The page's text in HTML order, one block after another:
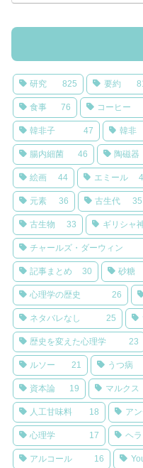
研究 825 要約
食事 76 コーヒー
韓非子 47 韓非
腸内細菌 46 陶磁器
絵画 44 エミール
元素 36 古生代 35
古生物 33 ギリシャ
チャールズ・ダーウィン
記事まとめ 30 砂糖
心理学の歴史 26
ネタバレなし 25
歴史を変えた心理学 23
ルソー 21 うつ病
資本論 19 マルクス
人工甘味料 18 ア
心理学 17 ヘ
アルコール 16